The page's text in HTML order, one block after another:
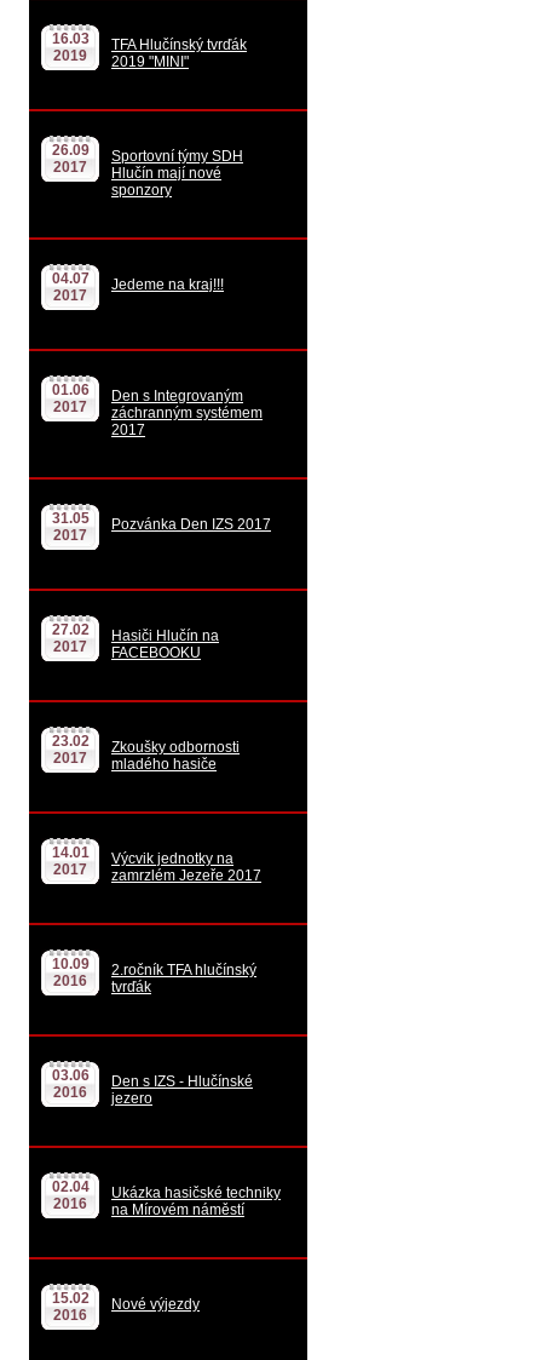
16.03
2019
TFA Hlučínský tvrďák
2019 "MINI"
26.09
2017
Sportovní týmy SDH
Hlučín mají nové
sponzory
04.07
2017
Jedeme na kraj!!!
01.06
2017
Den s Integrovaným
záchranným systémem
2017
31.05
2017
Pozvánka Den IZS 2017
27.02
2017
Hasiči Hlučín na
FACEBOOKU
23.02
2017
Zkoušky odbornosti
mladého hasiče
14.01
2017
Výcvik jednotky na
zamrzlém Jezeře 2017
10.09
2016
2.ročník TFA hlučínský
tvrďák
03.06
2016
Den s IZS - Hlučínské
jezero
02.04
2016
Ukázka hasičské techniky
na Mírovém náměstí
15.02
2016
Nové výjezdy